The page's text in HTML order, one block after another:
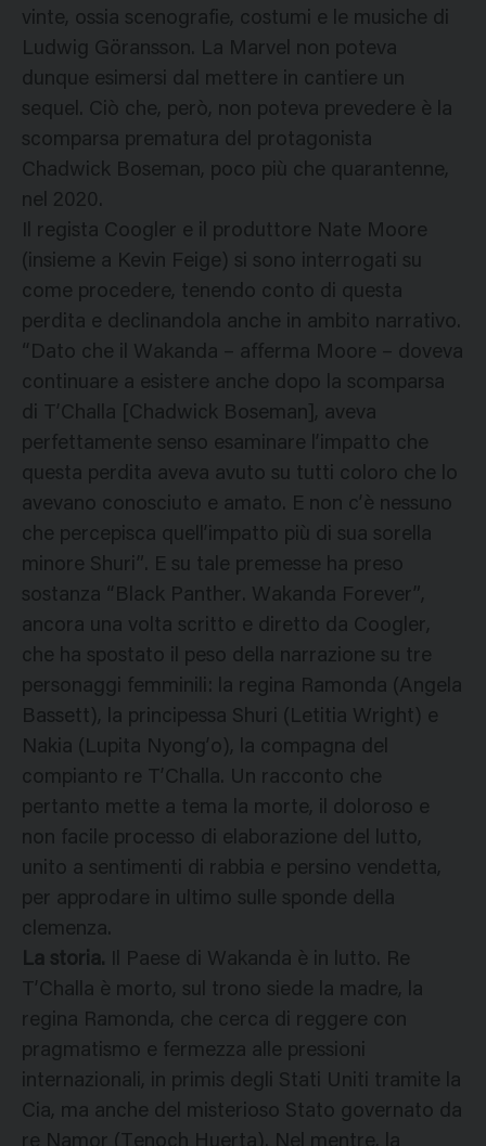
vinte, ossia scenografie, costumi e le musiche di
Ludwig Göransson. La Marvel non poteva
dunque esimersi dal mettere in cantiere un
sequel. Ciò che, però, non poteva prevedere è la
scomparsa prematura del protagonista
Chadwick Boseman, poco più che quarantenne,
nel 2020.
Il regista Coogler e il produttore Nate Moore
(insieme a Kevin Feige) si sono interrogati su
come procedere, tenendo conto di questa
perdita e declinandola anche in ambito narrativo.
“Dato che il Wakanda – afferma Moore – doveva
continuare a esistere anche dopo la scomparsa
di T’Challa [Chadwick Boseman], aveva
perfettamente senso esaminare l’impatto che
questa perdita aveva avuto su tutti coloro che lo
avevano conosciuto e amato. E non c’è nessuno
che percepisca quell’impatto più di sua sorella
minore Shuri”. E su tale premesse ha preso
sostanza “Black Panther. Wakanda Forever”,
ancora una volta scritto e diretto da Coogler,
che ha spostato il peso della narrazione su tre
personaggi femminili: la regina Ramonda (Angela
Bassett), la principessa Shuri (Letitia Wright) e
Nakia (Lupita Nyong’o), la compagna del
compianto re T’Challa. Un racconto che
pertanto mette a tema la morte, il doloroso e
non facile processo di elaborazione del lutto,
unito a sentimenti di rabbia e persino vendetta,
per approdare in ultimo sulle sponde della
clemenza.
La storia. Il Paese di Wakanda è in lutto. Re
T’Challa è morto, sul trono siede la madre, la
regina Ramonda, che cerca di reggere con
pragmatismo e fermezza alle pressioni
internazionali, in primis degli Stati Uniti tramite la
Cia, ma anche del misterioso Stato governato da